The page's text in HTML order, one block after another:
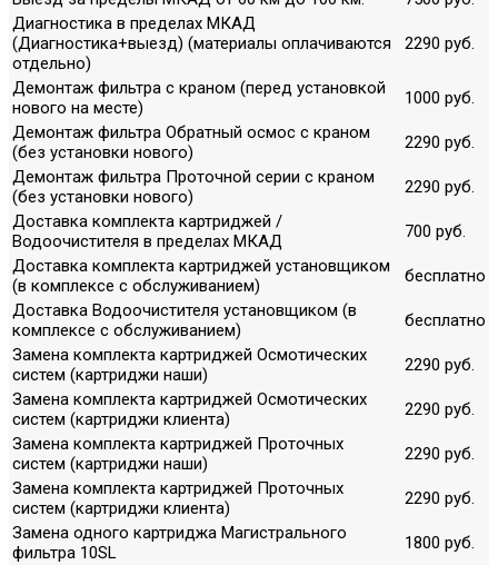
Диагностика в пределах МКАД
(Диагностика+выезд) (материалы оплачиваются
отдельно)
2290 руб.
Демонтаж фильтра с краном (перед установкой
нового на месте)
1000 руб.
Демонтаж фильтра Обратный осмос с краном
(без установки нового)
2290 руб.
Демонтаж фильтра Проточной серии с краном
(без установки нового)
2290 руб.
Доставка комплекта картриджей /
Водоочистителя в пределах МКАД
700 руб.
Доставка комплекта картриджей установщиком
(в комплексе с обслуживанием)
бесплатно
Доставка Водоочистителя установщиком (в
комплексе с обслуживанием)
бесплатно
Замена комплекта картриджей Осмотических
систем (картриджи наши)
2290 руб.
Замена комплекта картриджей Осмотических
систем (картриджи клиента)
2290 руб.
Замена комплекта картриджей Проточных
систем (картриджи наши)
2290 руб.
Замена комплекта картриджей Проточных
систем (картриджи клиента)
2290 руб.
Замена одного картриджа Магистрального
фильтра 10SL
1800 руб.